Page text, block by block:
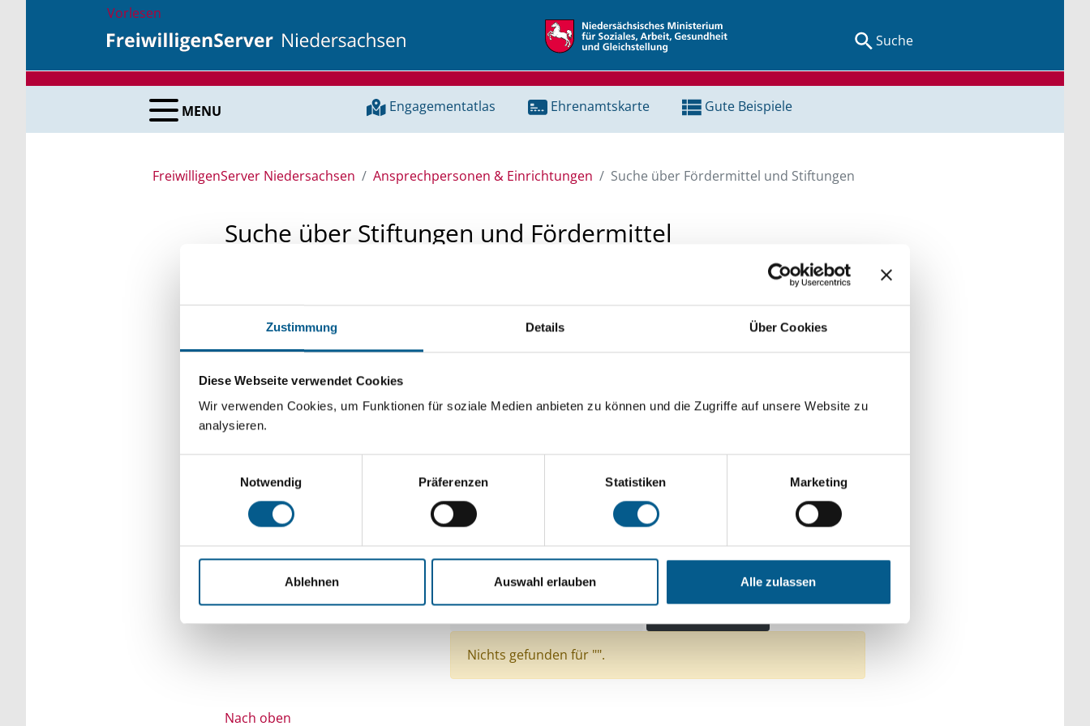
Zustimmung Details Über Cookies
Diese Webseite verwendet Cookies
Wir verwenden Cookies, um Funktionen für soziale Medien anbieten zu können und die Zugriffe auf unsere Website zu
analysieren.
Notwendig
Präferenzen Statistiken Marketing
Ablehnen Auswahl erlauben Alle zulassen
Vorlesen
Suche
MENU Engagementatlas Ehrenamtskarte Gute Beispiele
FreiwilligenServer Niedersachsen Ansprechpersonen & Einrichtungen Suche über Fördermittel und Stiftungen
Suche über Stiftungen und Fördermittel
Sie suchen finanzielle Unterstützung für ein Projekt oder ein Vorhaben? Hier können Sie direkt über
unsere Fördermitteldatenbank und Stiftungsdatenbank recherchieren. Bei der Suche bitte die Groß- und
Kleinschreibung beachten.
Bitte Suchbegriff eingeben. Ergebnisse können durch die Wahl von Bereichen oder Kategorien
verfeinert werden.
Suchen
Aktive Filter:
Themen: Seniorinnen, Senioren & Pflege
Themen: Wohltätige Zwecke
Themen: Tierschutz
Themen: Kirchliche Zwecke
Nichts gefunden für "".
Nach oben